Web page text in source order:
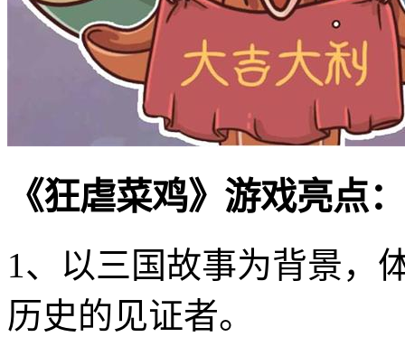
《狂虐菜鸡》游戏亮点：
1、以三国故事为背景，
历史的见证者。